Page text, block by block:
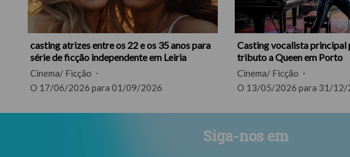
casting atrizes entre os 22 e os 35 anos para
série de ficção independente em Leiria
Cinema/ Ficção
O 17/06/2026 para 01/09/2026
Casting vocalista principal
tributo a Queen em Porto
Cinema/ Ficção
O 13/05/2026 para 31/12/
Siga-nos em